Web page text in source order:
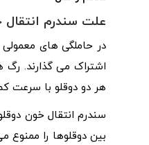
علت سندرم
در حاملگی های
اشتراک می گذارند.
هر دو دوقلو با سرعت
سندرم انتقال خون
بین دوقلوها را